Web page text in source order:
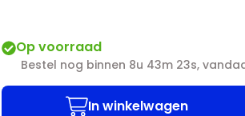
Op voorraad
Bestel nog binnen 8u 43m 22s,
In winkelwagen